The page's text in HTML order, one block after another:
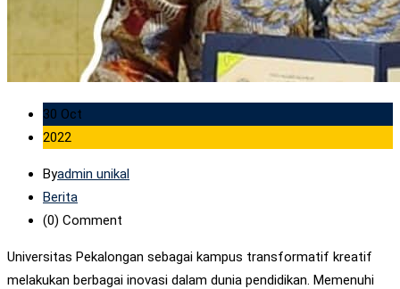
30 Oct
2022
Byadmin unikal
Berita
(0) Comment
Universitas Pekalongan sebagai kampus transformatif kreatif
melakukan berbagai inovasi dalam dunia pendidikan. Memenuhi